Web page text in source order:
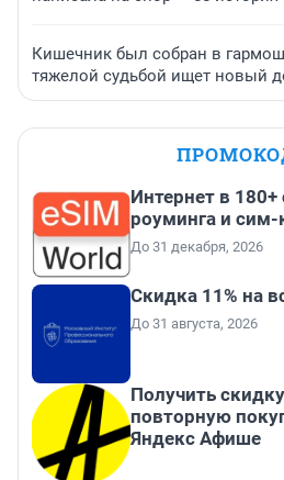
Кишечник был собран в
тяжелой судьбой ищет новый
Интернет в
роуминга и сим-
До 31 декабря, 2026
Скидка 11% на
До 31 августа, 2026
Получить
повторную
Яндекс Афише